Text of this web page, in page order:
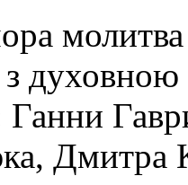
Ганни
Дмитра